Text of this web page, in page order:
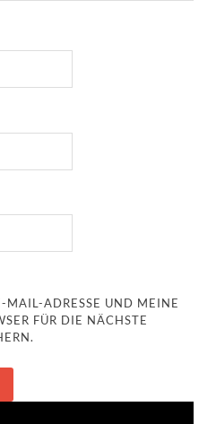
ADRESSE UND MEINE
FÜR DIE NÄCHSTE